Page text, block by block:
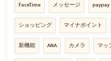
FaceTime メッセージ paypay
ショッピング マイナポイント
新機能 ANA カメラ マッ